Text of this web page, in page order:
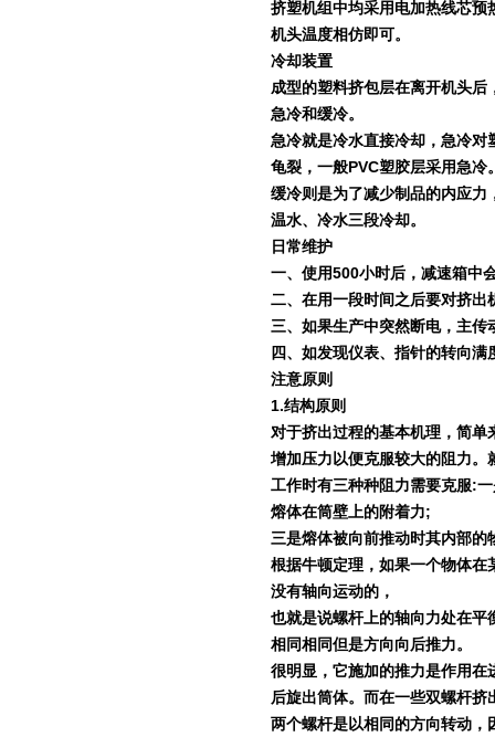
挤塑机组中均采用电加热线芯
机头温度相仿即可。
冷却装置
成型的塑料挤包层在离开机头
急冷和缓冷。
急冷就是冷水直接冷却，急冷
龟裂，一般PVC塑胶层采用急冷
缓冷则是为了减少制品的内应
温水、冷水三段冷却。
日常维护
一、使用500小时后，减速箱中
二、在用一段时间之后要对挤
三、如果生产中突然断电，主
四、如发现仪表、指针的转向
注意原则
1.结构原则
对于挤出过程的基本机理，简
增加压力以便克服较大的阻力。
工作时有三种种阻力需要克服:
熔体在筒壁上的附着力;
三是熔体被向前推动时其内部的
根据牛顿定理，如果一个物体
没有轴向运动的，
也就是说螺杆上的轴向力处在
相同相同但是方向向后推力。
很明显，它施加的推力是作用
后旋出筒体。而在一些双螺杆
两个螺杆是以相同的方向转动